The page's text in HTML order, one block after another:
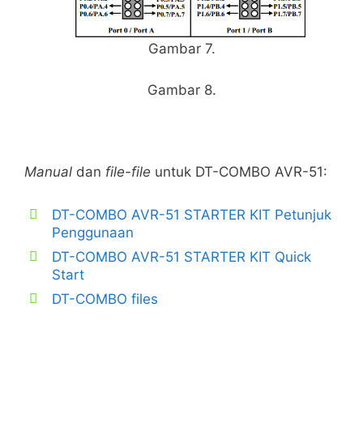
Gambar 7.
Gambar 8.
Manual dan file-file untuk DT-COMBO AVR-51:
DT-COMBO AVR-51 STARTER KIT Petunjuk
Penggunaan
DT-COMBO AVR-51 STARTER KIT Quick
Start
DT-COMBO files